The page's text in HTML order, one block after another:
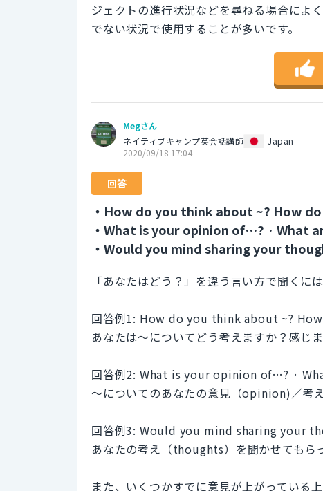
ジェクトの進行状況などを尋ねる場合によ
でない状況で使用することが多いです。
Megさん
ネイティブキャンプ英会話講師
Japan
2020/09/18 17:04
回答
・How do you think about ~? How
・What is your opinion of…? · What
・Would you mind sharing your
「あなたはどう？」を違う言い方で聞くに
回答例1: How do you think about ~?
あなたは〜についてどう考えますか？感じ
回答例2: What is your opinion of…? ·
〜についてのあなたの意見（opinion)／考
回答例3: Would you mind sharing your
あなたの考え（thoughts）を聞かせてもら
また、いくつかすでに意見が上がっている